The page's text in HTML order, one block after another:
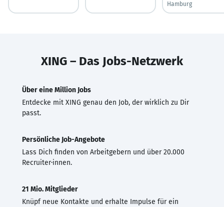
Hamburg
XING – Das Jobs-Netzwerk
Über eine Million Jobs
Entdecke mit XING genau den Job, der wirklich zu Dir
passt.
Persönliche Job-Angebote
Lass Dich finden von Arbeitgebern und über 20.000
Recruiter·innen.
21 Mio. Mitglieder
Knüpf neue Kontakte und erhalte Impulse für ein